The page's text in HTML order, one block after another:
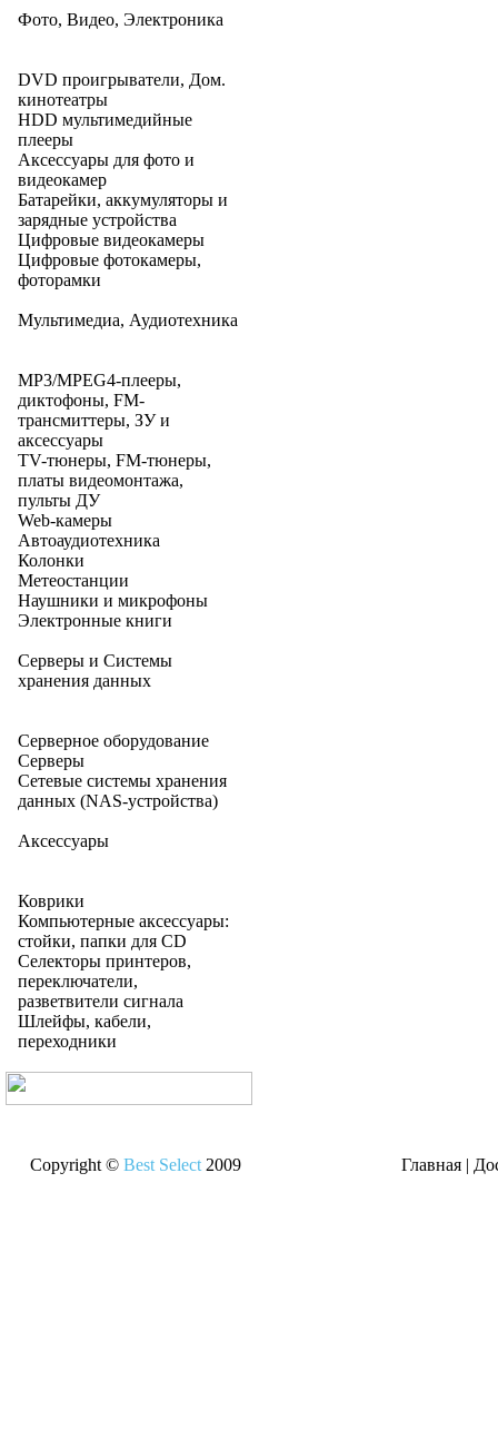
Фото, Видео, Электроника
DVD проигрыватели, Дом.
кинотеатры
HDD мультимедийные
плееры
Аксессуары для фото и
видеокамер
Батарейки, аккумуляторы и
зарядные устройства
Цифровые видеокамеры
Цифровые фотокамеры,
фоторамки
Мультимедиа, Аудиотехника
MP3/MPEG4-плееры,
диктофоны, FM-
трансмиттеры, ЗУ и
аксессуары
TV-тюнеры, FM-тюнеры,
платы видеомонтажа,
пульты ДУ
Web-камеры
Автоаудиотехника
Колонки
Метеостанции
Наушники и микрофоны
Электронные книги
Серверы и Системы
хранения данных
Серверное оборудование
Серверы
Сетевые системы хранения
данных (NAS-устройства)
Аксессуары
Коврики
Компьютерные аксессуары:
стойки, папки для CD
Селекторы принтеров,
переключатели,
разветвители сигнала
Шлейфы, кабели,
переходники
Copyright © Best Select2009 Главная |